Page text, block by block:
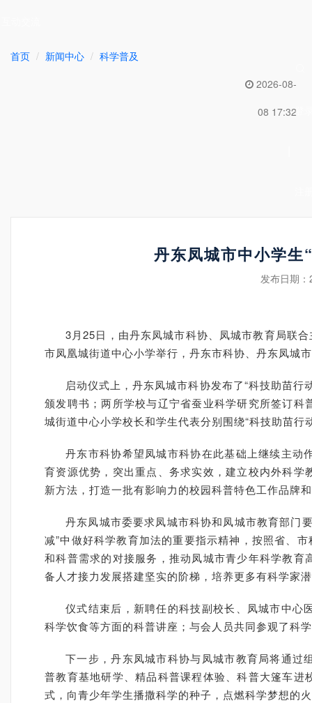
登
首页 新闻中心
科学普及
2026-08-
08 17:32
丹东凤城市中小学生
发布日期：
3月25日，由丹东凤城市科协、凤城市教育局联
市凤凰城街道中心小学举行，丹东市科协、丹东凤城
启动仪式上，丹东凤城市科协发布了“科技助苗
颁发聘书；两所学校与辽宁省蚕业科学研究所签订
城街道中心小学校长和学生代表分别围绕“科技助苗行
丹东市科协希望凤城市科协在此基础上继续主
育资源优势，突出重点、务求实效，建立校内外科
新方法，打造一批有影响力的校园科普特色工作品牌
丹东凤城市委要求凤城市科协和凤城市教育部门
减”中做好科学教育加法的重要指示精神，按照省、
和科普需求的对接服务，推动凤城市青少年科学教
备人才接力发展搭建坚实的阶梯，培养更多有科学家
仪式结束后，新聘任的科技副校长、凤城市中
科学饮食等方面的科普讲座；与会人员共同参观了科
下一步，丹东凤城市科协与凤城市教育局将通
普教育基地研学、精品科普课程体验、科普大篷车
式，向青少年学生播撒科学的种子，点燃科学梦想的